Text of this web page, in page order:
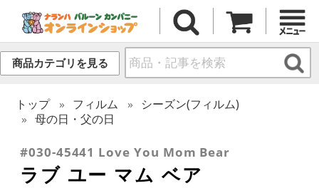
商品カテゴリを見る
トップ フィルム
シーズン(フィルム)
母の日・父の日
#030-45441 Love You Mom Bear
ラブ ユー マム ベア